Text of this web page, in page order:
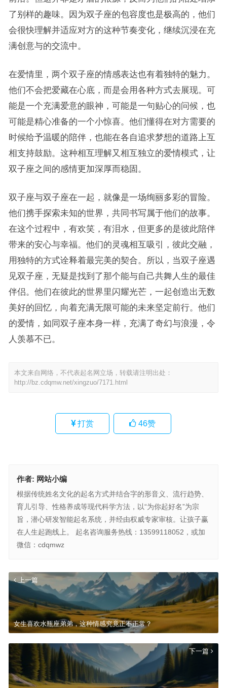
了别样的趣味。因为双子座的包容度也是极高的，他们
会很快理解并适应对方的这种节奏变化，继续沉浸在充
满创意与的交流中。
在爱情里，两个双子座的情感表达也有着独特的魅力。
他们不会把爱藏在心底，而是会用各种方式去展现。可
能是一个充满爱意的眼神，可能是一句贴心的问候，也
可能是精心准备的一个小惊喜。他们懂得在对方需要的
时候给予温暖的陪伴，也能在各自追求梦想的道路上互
相支持鼓励。这种相互理解又相互独立的爱情模式，让
双子座之间的感情更加深厚而稳固。
双子座与双子座在一起，就像是一场绚丽多彩的冒险。
他们携手探索未知的世界，共同书写属于他们的故事。
在这个过程中，有欢笑，有泪水，但更多的是彼此陪伴
带来的安心与幸福。他们的灵魂相互吸引，彼此交融，
用独特的方式诠释着最完美的契合。所以，当双子座遇
见双子座，无疑是找到了那个能与自己共舞人生的最佳
伴侣。他们在彼此的世界里闪耀光芒，一起创造出无数
美好的回忆，向着充满无限可能的未来坚定前行。他们
的爱情，如同双子座本身一样，充满了奇幻与浪漫，令
人羡慕不已。
本文来自网络，不代表起名网立场，转载请注明出处：
http://bz.cdqmw.net/xingzuo/7171.html
打赏 46赞
作者: 网站小编
根据传统姓名文化的起名方式并结合字的形音义、流行趋势、
育儿引导、性格养成等现代科学方法，以“为你起好名”为宗
旨，潜心研发智能起名系统，并经由权威专家审核。让孩子赢
在人生起跑线上。 起名咨询服务热线：13599118052，或加
微信：cdqmwz
上一篇
女生喜欢水瓶座弟弟，这种情感究竟正不正常？
下一篇